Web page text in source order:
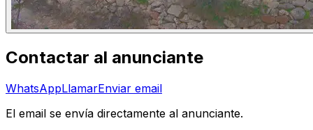
Contactar al anunciante
WhatsAppLlamarEnviar email
El email se envía directamente al anunciante.